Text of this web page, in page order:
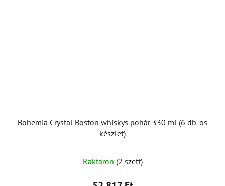
Bohemia Crystal Boston whiskys pohár 330 ml (6 db-os
készlet)
Raktáron (2 szett)